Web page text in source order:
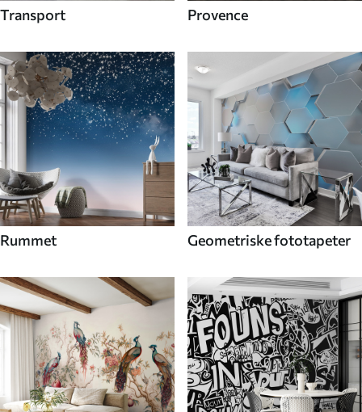
Transport Provence
Rummet Geometriske fototapeter